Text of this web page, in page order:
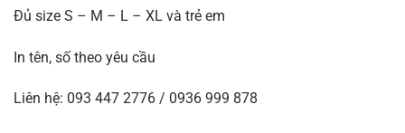
Đủ size S – M – L – XL và trẻ em
In tên, số theo yêu cầu
Liên hệ: 093 447 2776 / 0936 999 878